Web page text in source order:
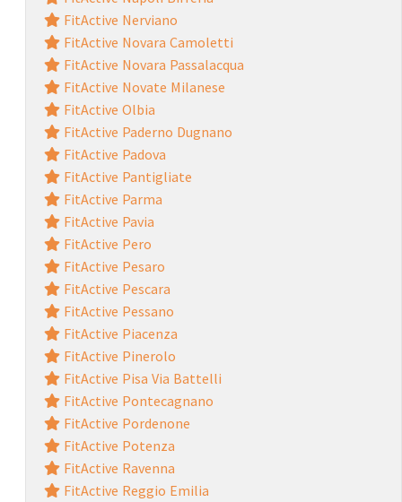
FitActive Nerviano
FitActive Novara Camoletti
FitActive Novara Passalacqua
FitActive Novate Milanese
FitActive Olbia
FitActive Paderno Dugnano
FitActive Padova
FitActive Pantigliate
FitActive Parma
FitActive Pavia
FitActive Pero
FitActive Pesaro
FitActive Pescara
FitActive Pessano
FitActive Piacenza
FitActive Pinerolo
FitActive Pisa Via Battelli
FitActive Pontecagnano
FitActive Pordenone
FitActive Potenza
FitActive Ravenna
FitActive Reggio Emilia